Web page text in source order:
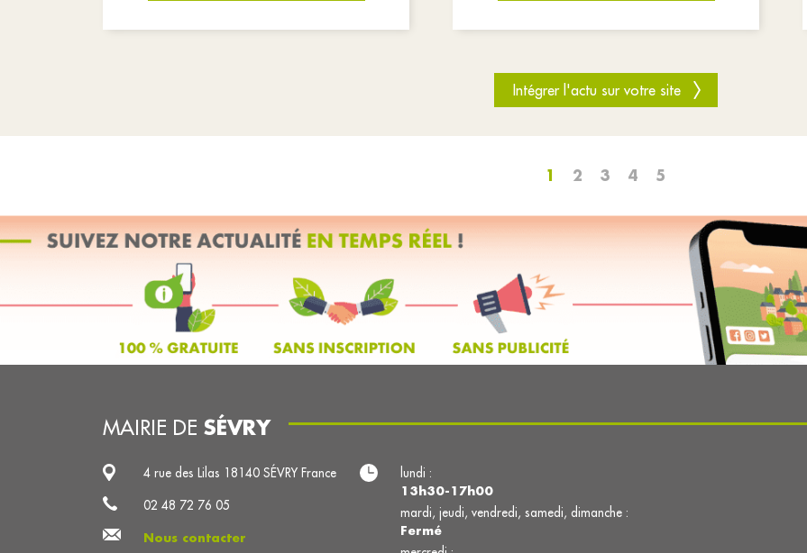
Intégrer l'actu sur votre site
1 2 3 4 5
MAIRIE DE SÉVRY
4 rue des Lilas 18140 SÉVRY France
02 48 72 76 05
Nous contacter
lundi :
13h30-17h00
mardi, jeudi, vendredi, samedi, dimanche :
Fermé